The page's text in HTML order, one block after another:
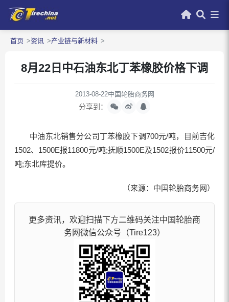
首页 资讯 产业链与新材料
8月22日中石油东北丁苯橡胶价格下调
2013-08-22中国轮胎商务网
分享到：
中油东北销售分公司丁苯橡胶下调700元/吨，目前吉化
1502、1500E报11800元/吨;抚顺1500E及1502报价11500元/
吨;东北库提价。
（来源：中国轮胎商务网）
更多资讯，欢迎扫描下方二维码关注中国轮胎商
务网微信公众号（Tire123）